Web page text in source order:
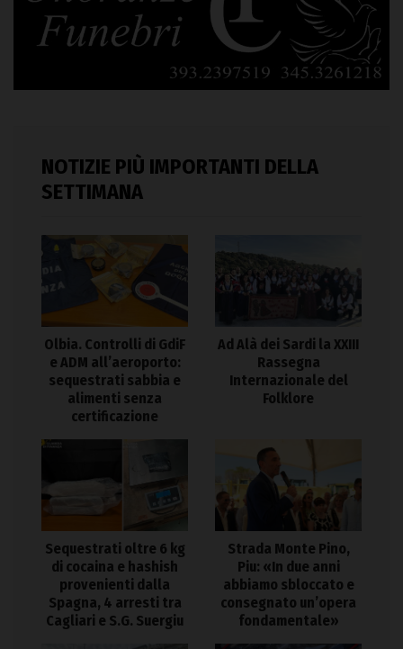
NOTIZIE PIÙ IMPORTANTI DELLA
SETTIMANA
Olbia. Controlli di GdiF
e ADM all’aeroporto:
sequestrati sabbia e
alimenti senza
certificazione
Ad Alà dei Sardi la XXIII
Rassegna
Internazionale del
Folklore
Sequestrati oltre 6 kg
di cocaina e hashish
provenienti dalla
Spagna, 4 arresti tra
Cagliari e S.G. Suergiu
Strada Monte Pino,
Piu: «In due anni
abbiamo sbloccato e
consegnato un’opera
fondamentale»